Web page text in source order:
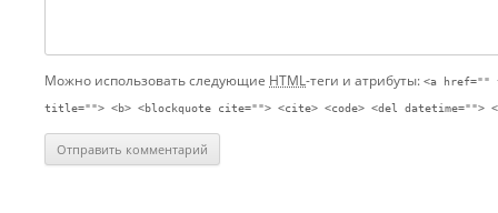
Можно использовать следующие HTML-теги и атрибуты: <a href=""
title=""> <b> <blockquote cite=""> <cite> <code> <del datetime="">